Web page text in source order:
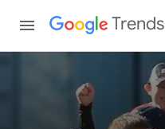
Trends